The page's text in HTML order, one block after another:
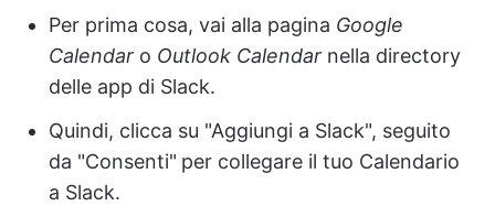
Per prima cosa, vai alla pagina Google
Calendar o Outlook Calendar nella directory
delle app di Slack.
Quindi, clicca su "Aggiungi a Slack", seguito
da "Consenti" per collegare il tuo Calendario
a Slack.